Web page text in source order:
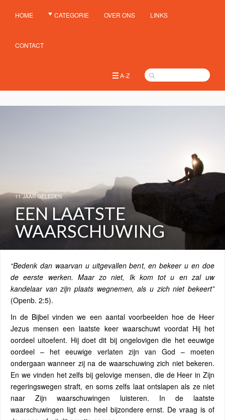
HOME CATEGORIE OVER ONS LINKS
CONTACT
A-Z
11 JAAR GELEDEN
EEN LAATSTE
WAARSCHUWING
“Bedenk dan waarvan u uitgevallen bent, en bekeer u en doe
de eerste werken. Maar zo niet, Ik kom tot u en zal uw
kandelaar van zijn plaats wegnemen, als u zich niet bekeert”
(Openb. 2:5).
In de Bijbel vinden we een aantal voorbeelden hoe de Heer
Jezus mensen een laatste keer waarschuwt voordat Hij het
oordeel uitoefent. Hij doet dit bij ongelovigen die het eeuwige
oordeel – het eeuwige verlaten zijn van God – moeten
ondergaan wanneer zij na de waarschuwing zich niet bekeren.
En we vinden het zelfs bij gelovige mensen, die de Heer in Zijn
regeringswegen straft, en soms zelfs laat ontslapen als ze niet
naar Zijn waarschuwingen luisteren. In de laatste
waarschuwingen ligt een heel bijzondere ernst. De vraag is of